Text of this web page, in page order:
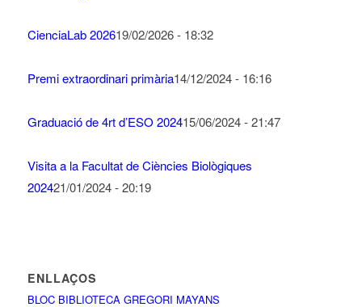
CienciaLab 202619/02/2026 - 18:32
Premi extraordinari primària14/12/2024 - 16:16
Graduació de 4rt d’ESO 202415/06/2024 - 21:47
Visita a la Facultat de Ciències Biològiques
202421/01/2024 - 20:19
ENLLAÇOS
BLOC BIBLIOTECA GREGORI MAYANS